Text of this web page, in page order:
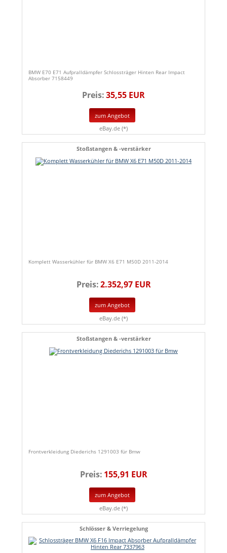
BMW E70 E71 Aufpralldämpfer Schlossträger Hinten Rear Impact
Absorber 7158449
Preis:35,55 EUR
zum Angebot
eBay.de (*)
Stoßstangen & -verstärker
Komplett Wasserkühler für BMW X6 E71 M50D 2011-2014
Preis:2.352,97 EUR
zum Angebot
eBay.de (*)
Stoßstangen & -verstärker
Frontverkleidung Diederichs 1291003 für Bmw
Preis: 155,91 EUR
zum Angebot
eBay.de (*)
Schlösser & Verriegelung